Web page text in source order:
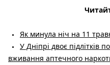
Як минула ніч на 11
У Дніпрі двоє підлітків
вживання аптечного